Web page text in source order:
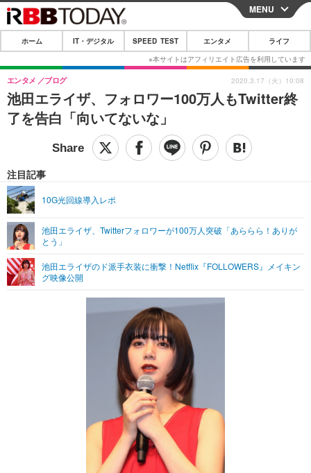
CLOSE
ホーム
IT・デジタル
IT・デジタルTOP スマートフォン
ショッピング その他
SPEED TEST
エンタメTOP 映画・ドラマ
グラビア
ショッピング その他
ライフTOP
リリース一覧
プッシュ通知の停止方法
MENU
ホーム IT・デジタル SPEED TEST エンタメ ライフ
池田エライザ、フォロワー100万人もTwitter終
了を告白「向いてないな」
エンタメ ブログ
注目記事
10G光回線導入レポ
池田エライザ、Twitterフォロワーが100万人突破「あららら！ありが
とう」
池田エライザのド派手衣装に衝撃！Netflix『FOLLOWERS』メイキン
グ映像公開
2020.3.17（火）10:08